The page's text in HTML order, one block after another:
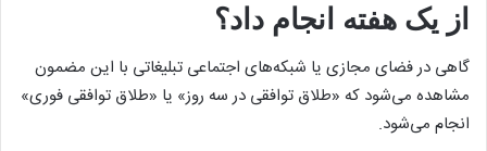
از یک هفته انجام داد؟
گاهی در فضای مجازی یا شبکه‌های اجتماعی تبلیغاتی با این مضمون
مشاهده می‌شود که «طلاق توافقی در سه روز» یا «طلاق توافقی فوری»
انجام می‌شود.